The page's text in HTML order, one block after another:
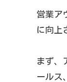
営業ア
に向上
まず、
ールス